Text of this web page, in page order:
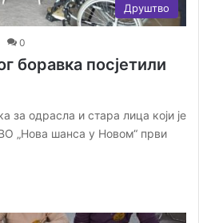
Друштво
0
боравка посјетили
за одрасла и стара лица који је
„Нова шанса у Новом“ први